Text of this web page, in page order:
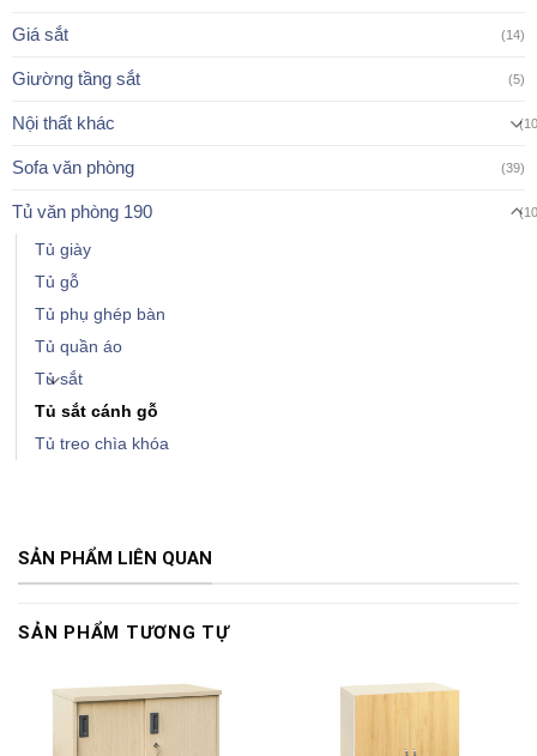
Giá sắt (14)
Giường tầng sắt (5)
Nội thất khác
Sofa văn phòng (39)
Tủ văn phòng 190
Tủ giày
Tủ gỗ
Tủ phụ ghép bàn
Tủ quần áo
Tủ sắt
Tủ sắt cánh gỗ
Tủ treo chìa khóa
SẢN PHẨM LIÊN QUAN
SẢN PHẨM TƯƠNG TỰ